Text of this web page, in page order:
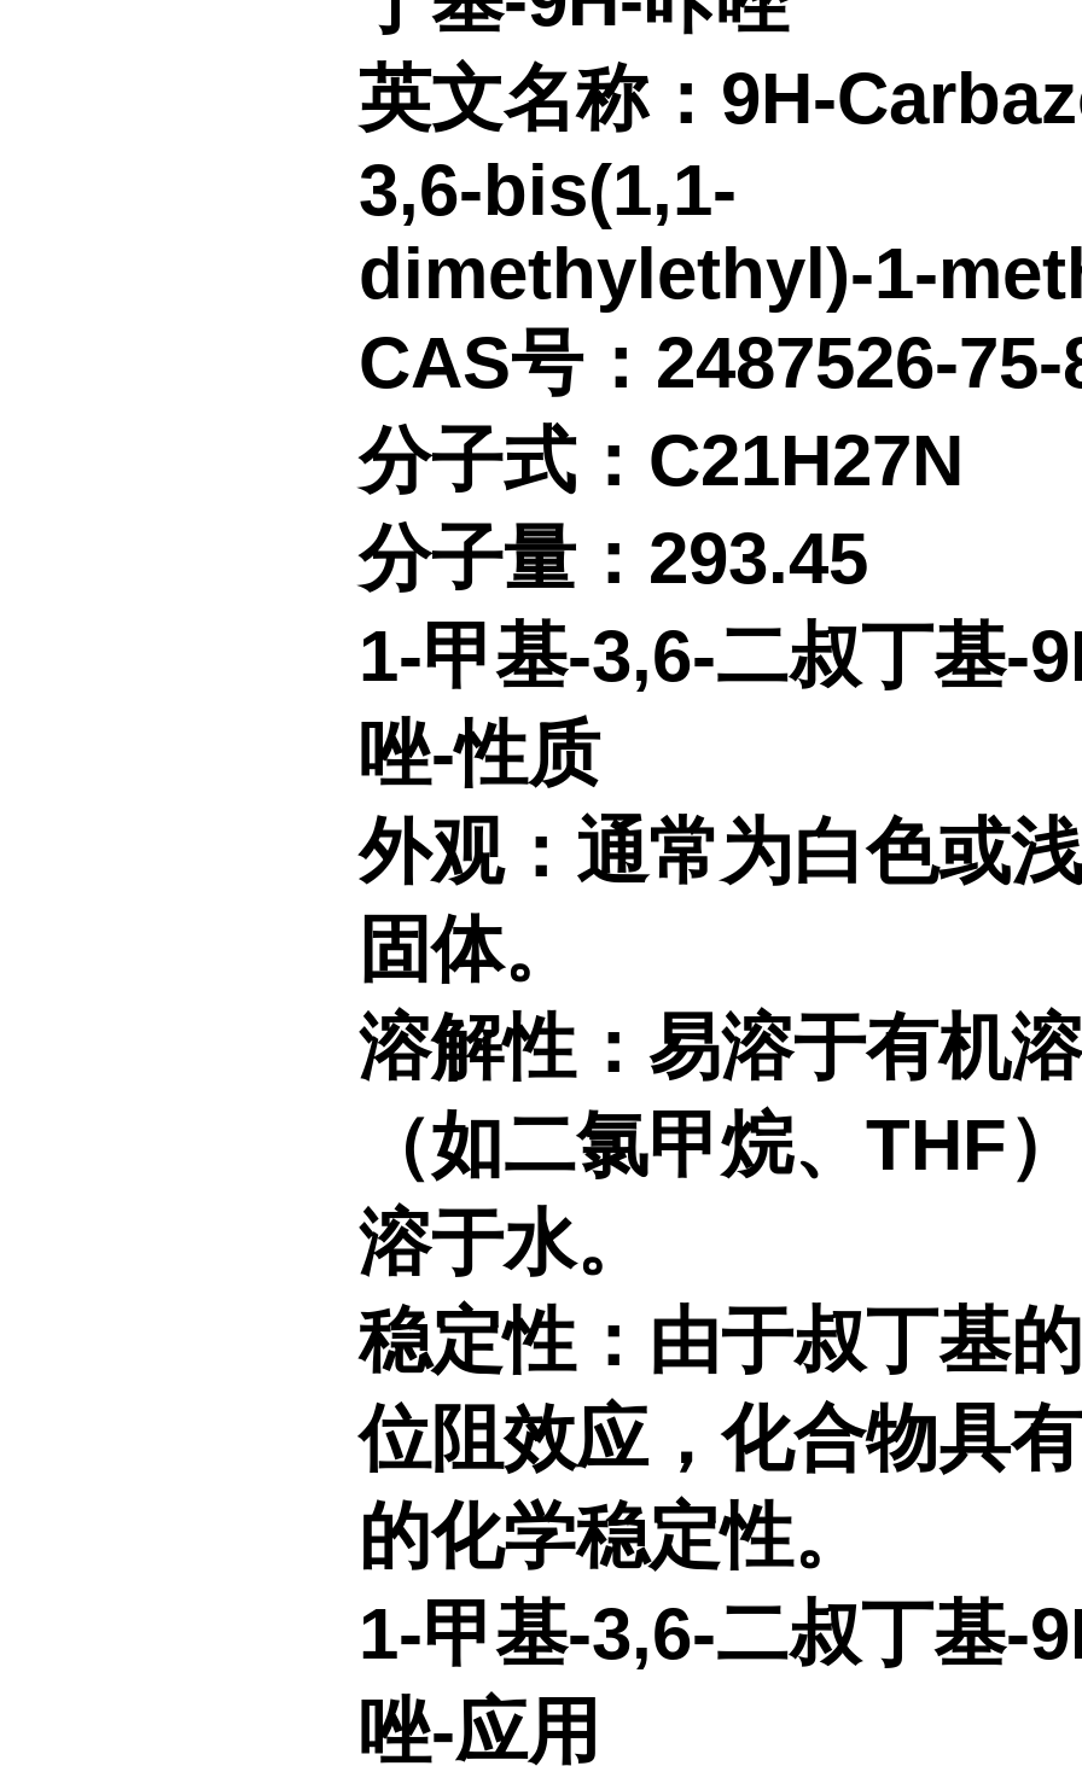
英文名称： 9H-
3,6-bis(1,1-
dimethylethyl)-1-
CAS号：2487526-75-
分子式： C21H27N
分子量： 293.45
1-甲基-3,6-二叔丁基-
唑-性质
外观：通常为白色或
固体。
溶解性：易溶于有机
（如二氯甲烷、 THF
溶于水。
稳定性：由于叔丁基
位阻效应，化合物具
的化学稳定性。
1-甲基-3,6-二叔丁基-
唑-应用